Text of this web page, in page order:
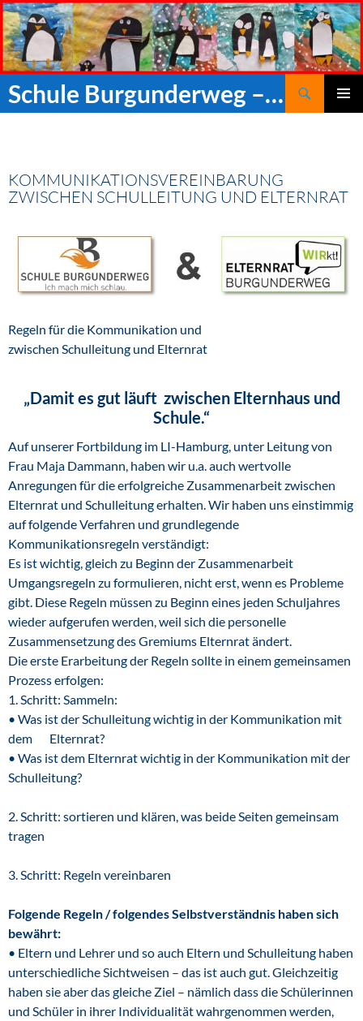
Zum
Inhalt
springen
Schule Burgunderweg – Offene Ganztagsgrundschule mit Vorschule
Suchen
KOMMUNIKATIONSVEREINBARUNG
ZWISCHEN SCHULLEITUNG UND ELTERNRAT
Regeln für die Kommunikation und
zwischen Schulleitung und Elternrat
„Damit es gut läuft zwischen Elternhaus und
Schule.“
Auf unserer Fortbildung im LI-Hamburg, unter Leitung von
Frau Maja Dammann, haben wir u.a. auch wertvolle
Anregungen für die erfolgreiche Zusammenarbeit zwischen
Elternrat und Schulleitung erhalten. Wir haben uns einstimmig
auf folgende Verfahren und grundlegende
Kommunikationsregeln verständigt:
Es ist wichtig, gleich zu Beginn der Zusammenarbeit
Umgangsregeln zu formulieren, nicht erst, wenn es Probleme
gibt. Diese Regeln müssen zu Beginn eines jeden Schuljahres
wieder aufgerufen werden, weil sich die personelle
Zusammensetzung des Gremiums Elternrat ändert.
Die erste Erarbeitung der Regeln sollte in einem gemeinsamen
Prozess erfolgen:
1. Schritt: Sammeln:
• Was ist der Schulleitung wichtig in der Kommunikation mit
dem Elternrat?
• Was ist dem Elternrat wichtig in der Kommunikation mit der
Schulleitung?
2. Schritt: sortieren und klären, was beide Seiten gemeinsam
tragen
3. Schritt: Regeln vereinbaren
Folgende Regeln / folgendes Selbstverständnis haben sich
bewährt:
• Eltern und Lehrer und so auch Eltern und Schulleitung haben
unterschiedliche Sichtweisen – das ist auch gut. Gleichzeitig
haben sie aber das gleiche Ziel – nämlich dass die Schülerinnen
und Schüler in ihrer Individualität wahrgenommen werden,